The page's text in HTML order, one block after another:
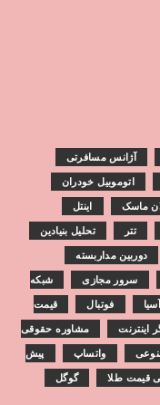
آژانس مسافرتی
اتوموبیل خودران
ماسک اینتل
تتر تحلیل بنیادین
دوربین مداربسته
سرور مجازی شبکه
فوتبال قیمت
اینترنت مشاوره حقوقی
واتساپ پیش
قیمت طلا گوگل